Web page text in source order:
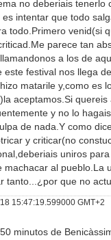
no deberiais tenerlo
intentar que todo
todo.Primero venid(si
parece tan
a los de
este festival nos llega
matarile y,como es
aceptamos.Si quereis
y no lo
de nada.Y como
y criticar(no
uniros
machacar al pueblo.La
tanto...¿por que no
15:47:19.599000 GMT+2
minutos de